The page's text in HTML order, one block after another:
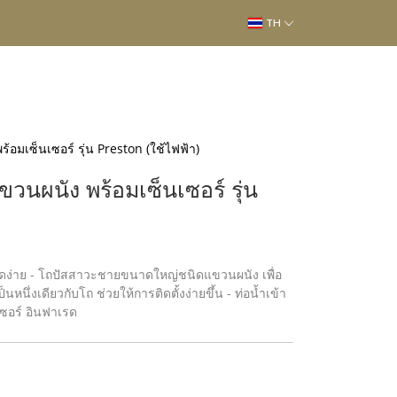
TH
อมเซ็นเซอร์ รุ่น Preston (ใช้ไฟฟ้า)
วนผนัง พร้อมเซ็นเซอร์ รุ่น
าย - โถปัสสาวะชายขนาดใหญ่ชนิดแขวนผนัง เพื่อ
หนึ่งเดียวกับโถ ช่วยให้การติดตั้งง่ายขึ้น - ท่อน้ำเข้า
อร์ อินฟาเรด